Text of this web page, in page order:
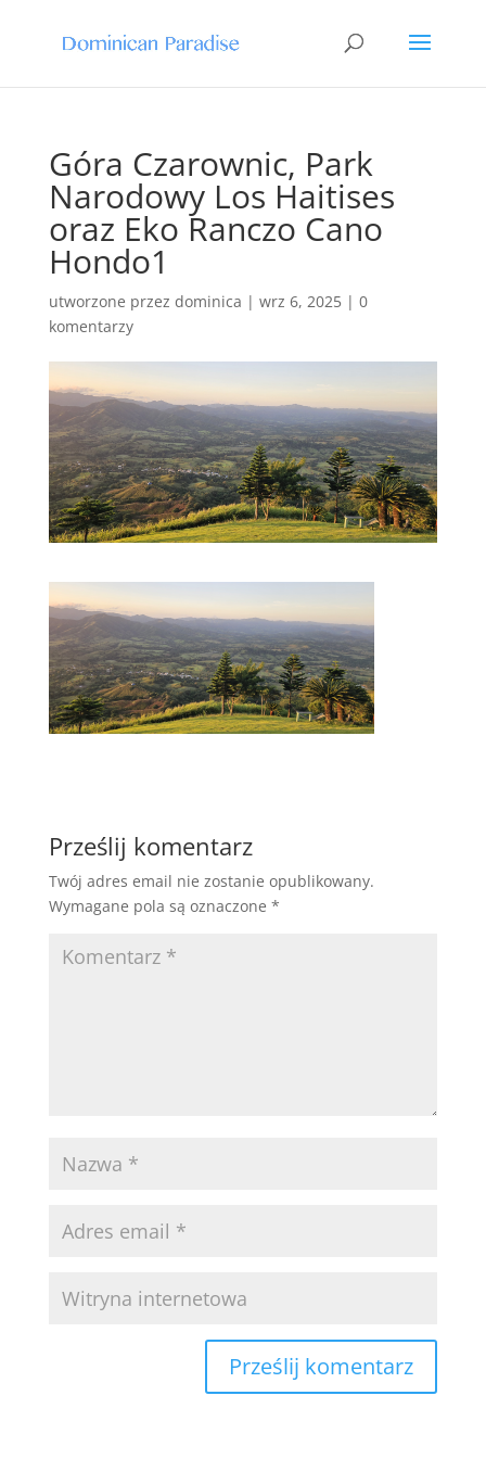
Góra Czarownic, Park
Narodowy Los Haitises
oraz Eko Ranczo Cano
Hondo1
utworzone przez dominica | wrz 6, 2025| 0
komentarzy
Prześlij komentarz
Twój adres email nie zostanie opublikowany.
Wymagane pola są oznaczone *